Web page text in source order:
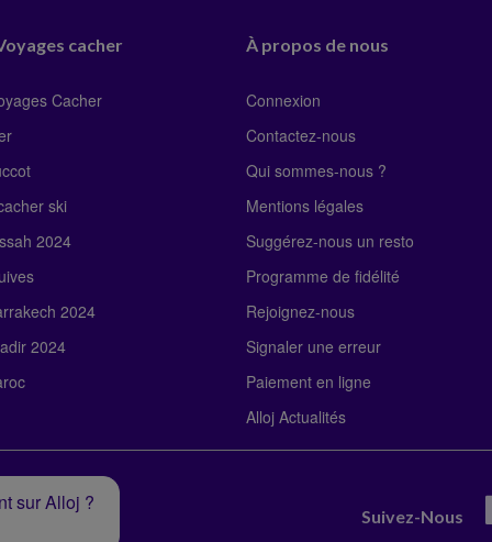
cacher
Cacher
ski
2024
2024
2024
À propos de nous
Connexion
Contactez-nous
Qui sommes-nous ?
Mentions légales
Suggérez-nous un resto
Programme de fidélité
Rejoignez-nous
Signaler une erreur
Paiement en ligne
Alloj Actualités
sur Alloj ?
Suivez-Nous